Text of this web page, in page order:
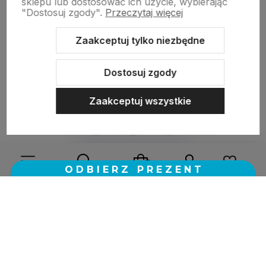
zebranych i zweryfikowanych przez
Sklep internetowy Shoper.pl Szablon Shoper Modern 3.0™
GrowCommerce
"Dostosuj zgody". Przeczytaj więcej
Zaakceptuj tylko niezbędne
Dostosuj zgody
Zaakceptuj wszystkie